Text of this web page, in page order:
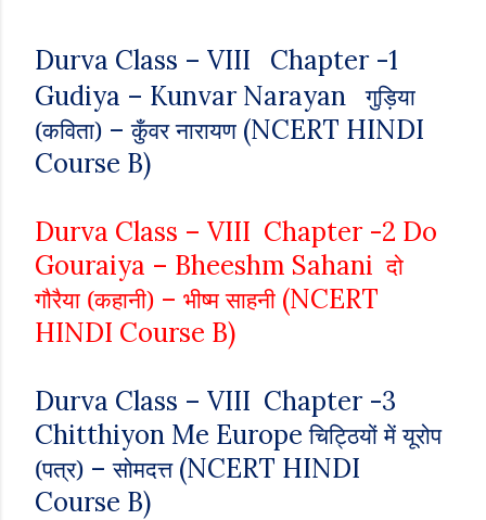
Durva Class – VIII
Chapter -1
Gudiya – Kunvar Narayan
गुड़िया
(कविता) –कुँवर नारायण (NCERT HINDI
Course B)
Durva Class – VIII Chapter -2 Do
Gouraiya – Bheeshm Sahaniदो
गौरैया (कहानी) – भीष्म साहनी (NCERT
HINDI Course B)
Durva Class – VIII Chapter -3
Chitthiyon Me Europeचिट्ठियोंमें यूरोप
(पत्र) –सोमदत्त (NCERT HINDI
Course B)